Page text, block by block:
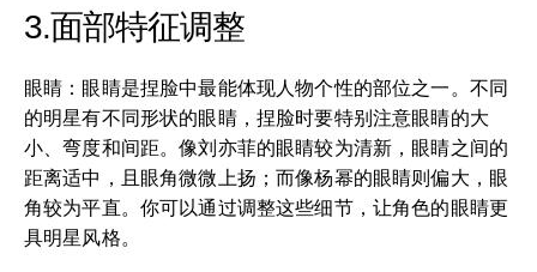
3.面部特征调整
眼睛：眼睛是捏脸中最能体现人物个性的部位之一。不同
的明星有不同形状的眼睛，捏脸时要特别注意眼睛的大
小、弯度和间距。像刘亦菲的眼睛较为清新，眼睛之间的
距离适中，且眼角微微上扬；而像杨幂的眼睛则偏大，眼
角较为平直。你可以通过调整这些细节，让角色的眼睛更
具明星风格。